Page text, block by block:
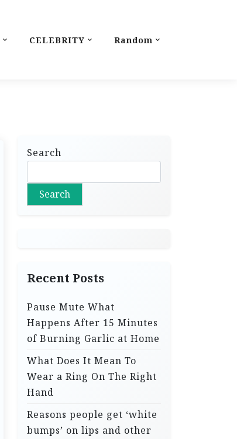
CELEBRITY Random
Search
Search
Recent Posts
Pause Mute What
Happens After 15 Minutes
of Burning Garlic at Home
What Does It Mean To
Wear a Ring On The Right
Hand
Reasons people get ‘white
bumps’ on lips and other